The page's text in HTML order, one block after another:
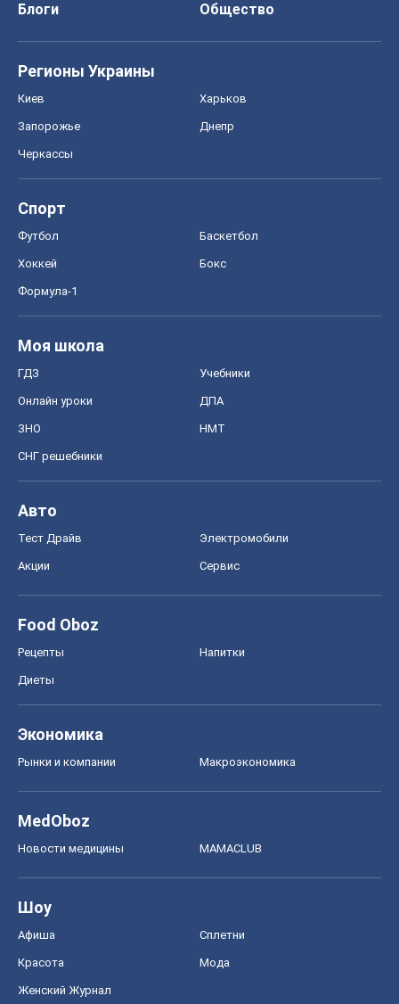
Блоги
Общество
Регионы Украины
Киев Харьков
Запорожье Днепр
Черкассы
Спорт
Футбол Баскетбол
Хоккей Бокс
Формула-1
Моя школа
ГДЗ Учебники
Онлайн уроки ДПА
ЗНО НМТ
СНГ решебники
Авто
Тест Драйв Электромобили
Акции Сервис
Food Oboz
Рецепты Напитки
Диеты
Экономика
Рынки и компании Mакроэкономика
MedOboz
Новости медицины MAMACLUB
Шоу
Афиша Сплетни
Красота Мода
Женский Журнал